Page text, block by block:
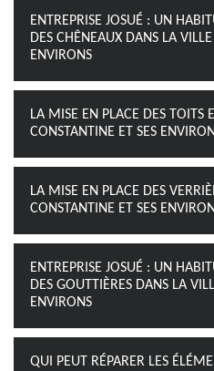
ENTREPRISE JOSUÉ : UN
DES CHÊNEAUX DANS LA
ENVIRONS
LA MISE EN PLACE DES TOITS
CONSTANTINE ET SES
LA MISE EN PLACE DES
CONSTANTINE ET SES
ENTREPRISE JOSUÉ : UN
DES GOUTTIÈRES DANS LA
ENVIRONS
QUI PEUT RÉPARER LES